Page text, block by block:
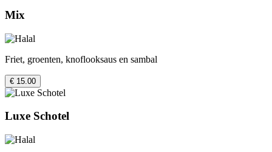
Mix
Friet, groenten, knoflooksaus en sambal
€ 15.00
Luxe Schotel